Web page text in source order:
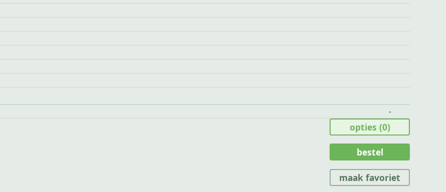
-
opties (0)
bestel
maak favoriet